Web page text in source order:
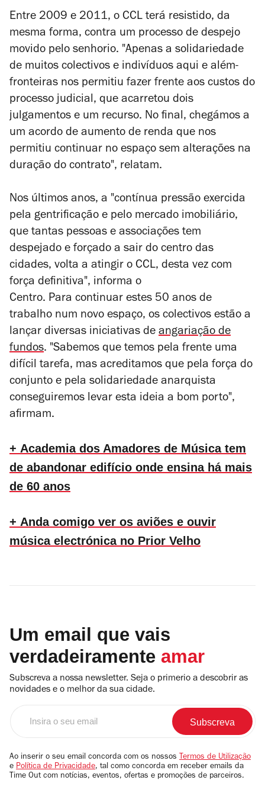
Entre 2009 e 2011, o CCL terá resistido, da
mesma forma, contra um processo de despejo
movido pelo senhorio. "Apenas a solidariedade
de muitos colectivos e indivíduos aqui e além-
fronteiras nos permitiu fazer frente aos custos do
processo judicial, que acarretou dois
julgamentos e um recurso. No final, chegámos a
um acordo de aumento de renda que nos
permitiu continuar no espaço sem alterações na
duração do contrato", relatam.
Nos últimos anos, a "contínua pressão exercida
pela gentrificação e pelo mercado imobiliário,
que tantas pessoas e associações tem
despejado e forçado a sair do centro das
cidades, volta a atingir o CCL, desta vez com
força definitiva", informa o
Centro. Para continuar estes 50 anos de
trabalho num novo espaço, os colectivos estão a
lançar diversas iniciativas de angariação de
fundos. "Sabemos que temos pela frente uma
difícil tarefa, mas acreditamos que pela força do
conjunto e pela solidariedade anarquista
conseguiremos levar esta ideia a bom porto",
afirmam.
+ Academia dos Amadores de Música tem
de abandonar edifício onde ensina há mais
de 60 anos
+ Anda comigo ver os aviões e ouvir
música electrónica no Prior Velho
Um email que vais
verdadeiramente amar
Subscreva a nossa newsletter. Seja o primerio a descobrir as
novidades e o melhor da sua cidade.
email
Ao inserir o seu email concorda com os nossos Termos de Utilização
e Política de Privacidade, tal como concorda em receber emails da
Time Out com notícias, eventos, ofertas e promoções de parceiros.